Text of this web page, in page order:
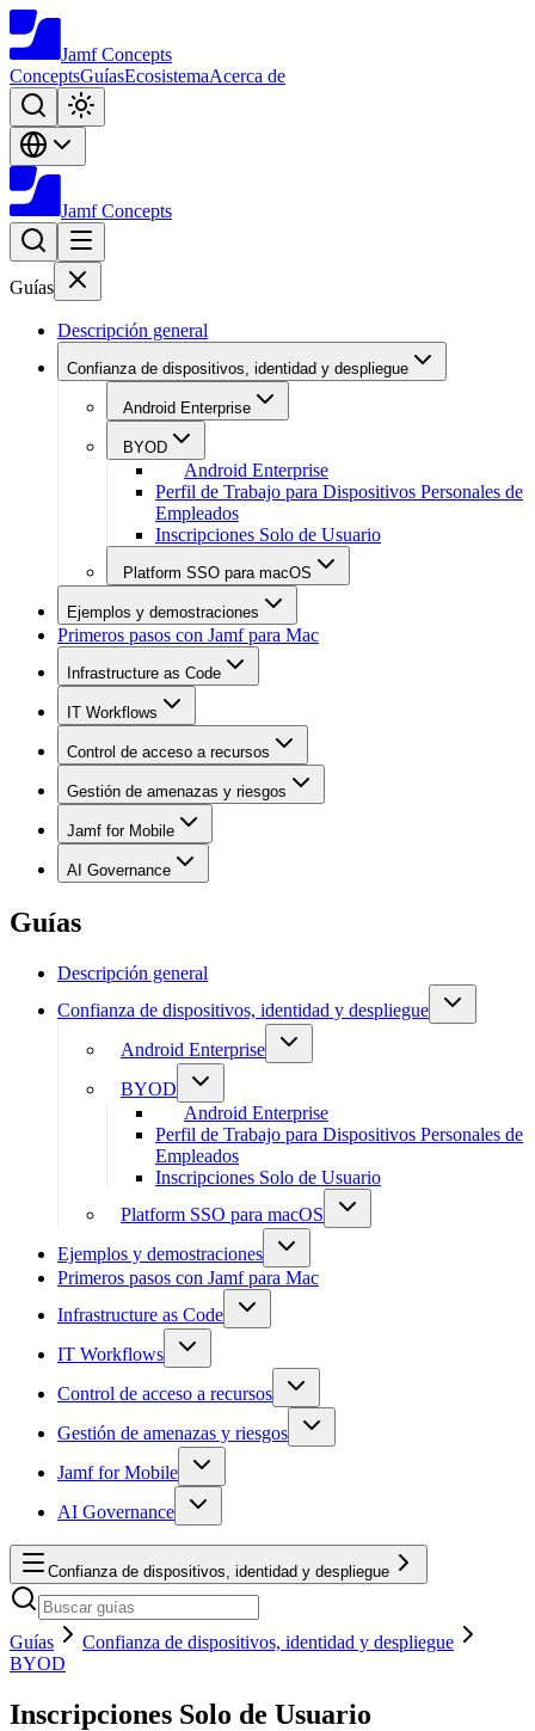
Jamf Concepts
ConceptsGuíasEcosistemaAcerca de
Jamf Concepts
Guías
Descripción general
Confianza de dispositivos, identidad y despliegue
Android Enterprise
BYOD
Android Enterprise
Perfil de Trabajo para Dispositivos Personales de
Empleados
Inscripciones Solo de Usuario
Platform SSO para macOS
Ejemplos y demostraciones
Primeros pasos con Jamf para Mac
Infrastructure as Code
IT Workflows
Control de acceso a recursos
Gestión de amenazas y riesgos
Jamf for Mobile
AI Governance
Guías
Descripción general
Confianza de dispositivos, identidad y despliegue
Android Enterprise
BYOD
Android Enterprise
Perfil de Trabajo para Dispositivos Personales de
Empleados
Inscripciones Solo de Usuario
Platform SSO para macOS
Ejemplos y demostraciones
Primeros pasos con Jamf para Mac
Infrastructure as Code
IT Workflows
Control de acceso a recursos
Gestión de amenazas y riesgos
Jamf for Mobile
AI Governance
Confianza de dispositivos, identidad y despliegue
Guías
Confianza de dispositivos, identidad y despliegue
BYOD
Inscripciones Solo de Usuario